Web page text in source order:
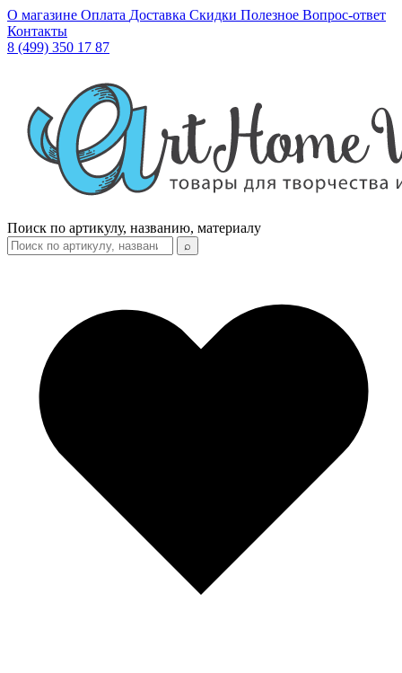
О магазине Оплата Доставка Скидки Полезное Вопрос-ответ
Контакты
8 (499) 350 17 87
Поиск по артикулу, названию, материалу
⌕